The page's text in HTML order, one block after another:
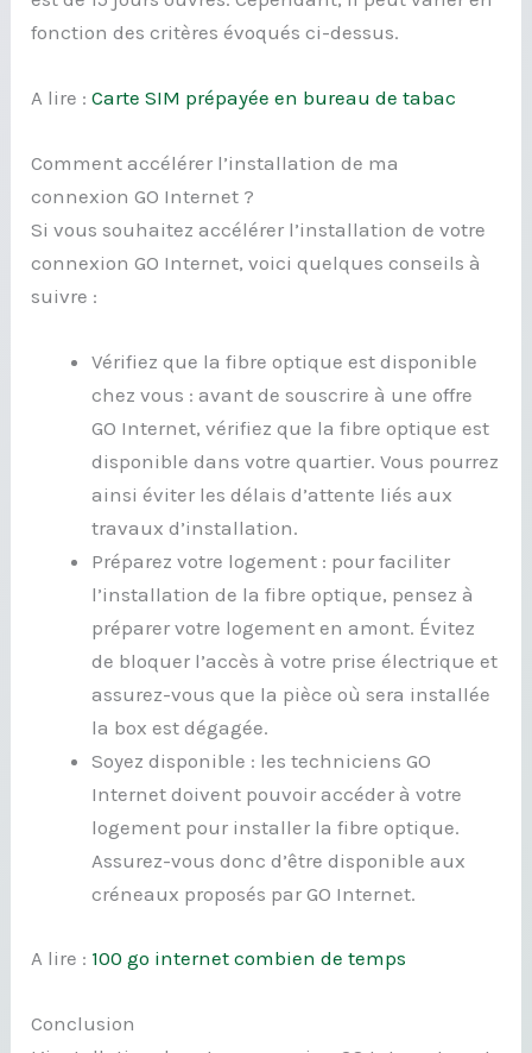
fonction des critères évoqués ci-dessus.
A lire :Carte SIM prépayée en bureau de tabac
Comment accélérer l’installation de ma
connexion GO Internet ?
Si vous souhaitez accélérer l’installation de votre
connexion GO Internet, voici quelques conseils à
suivre :
Vérifiez que la fibre optique est disponible
chez vous : avant de souscrire à une offre
GO Internet, vérifiez que la fibre optique est
disponible dans votre quartier. Vous pourrez
ainsi éviter les délais d’attente liés aux
travaux d’installation.
Préparez votre logement : pour faciliter
l’installation de la fibre optique, pensez à
préparer votre logement en amont. Évitez
de bloquer l’accès à votre prise électrique et
assurez-vous que la pièce où sera installée
la box est dégagée.
Soyez disponible : les techniciens GO
Internet doivent pouvoir accéder à votre
logement pour installer la fibre optique.
Assurez-vous donc d’être disponible aux
créneaux proposés par GO Internet.
A lire : 100 go internet combien de temps
Conclusion